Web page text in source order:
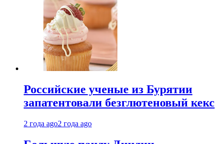
Российские ученые из Бурятии
запатентовали безглютеновый кекс
2 года ago2 года ago